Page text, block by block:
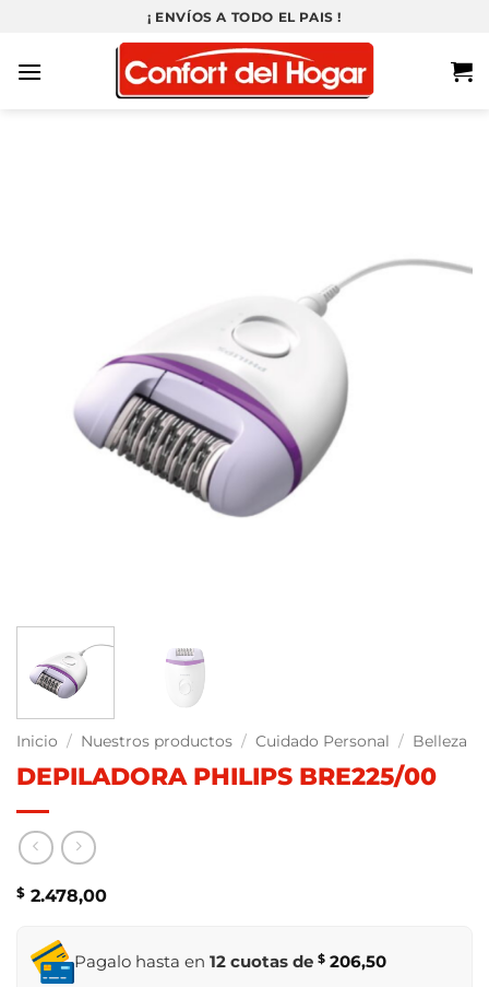
contenido
¡ ENVÍOS A TODO EL PAIS !
Inicio / Nuestros productos / Cuidado Personal / Belleza
DEPILADORA PHILIPS BRE225/00
$ 2.478,00
Pagalo hasta en 12 cuotas de $ 206,50